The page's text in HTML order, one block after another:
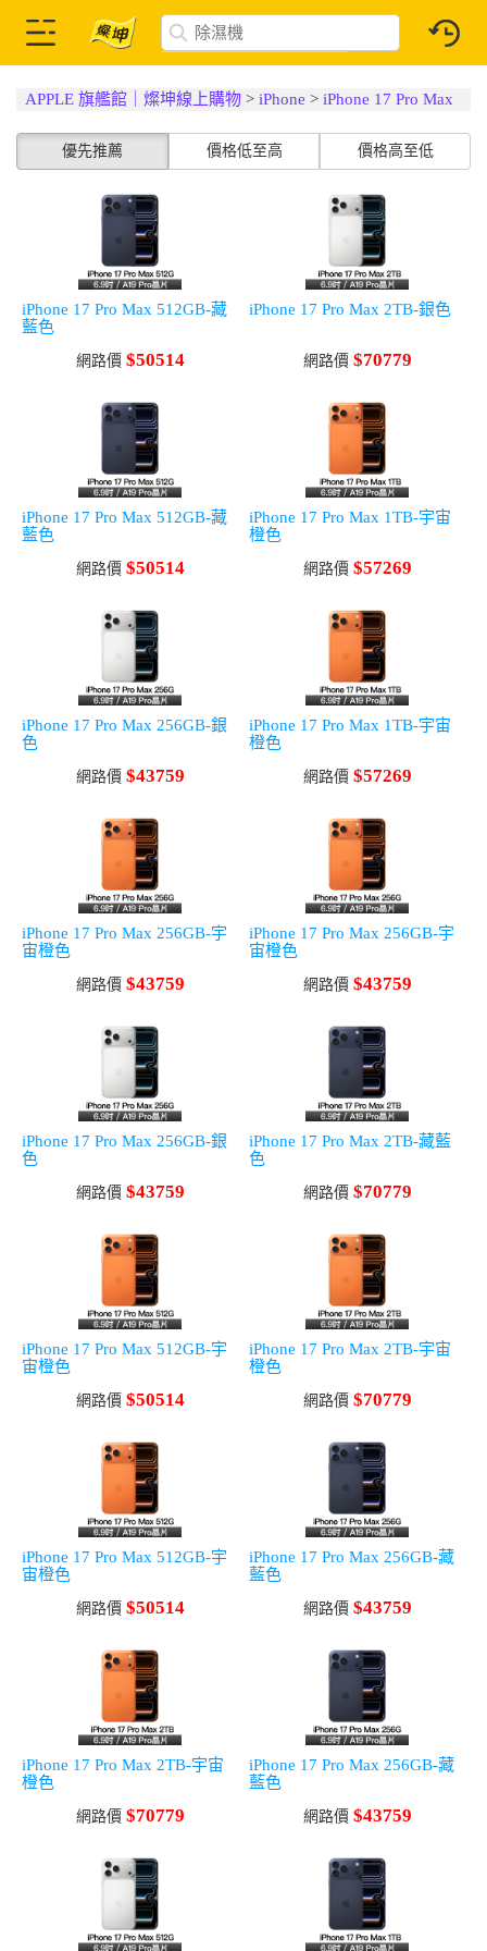
APPLE 旗艦館｜燦坤線上購物 >iPhone >iPhone 17 Pro Max
優先推薦 價格低至高 價格高至低
iPhone 17 Pro Max 512GB-藏
藍色
網路價 $50514
iPhone 17 Pro Max 2TB-銀色
網路價 $70779
iPhone 17 Pro Max 512GB-藏
藍色
網路價 $50514
iPhone 17 Pro Max 1TB-宇宙
橙色
網路價 $57269
iPhone 17 Pro Max 256GB-銀
色
網路價 $43759
iPhone 17 Pro Max 1TB-宇宙
橙色
網路價 $57269
iPhone 17 Pro Max 256GB-宇
宙橙色
網路價 $43759
iPhone 17 Pro Max 256GB-宇
宙橙色
網路價 $43759
iPhone 17 Pro Max 256GB-銀
色
網路價 $43759
iPhone 17 Pro Max 2TB-藏藍
色
網路價 $70779
iPhone 17 Pro Max 512GB-宇
宙橙色
網路價 $50514
iPhone 17 Pro Max 2TB-宇宙
橙色
網路價 $70779
iPhone 17 Pro Max 512GB-宇
宙橙色
網路價 $50514
iPhone 17 Pro Max 256GB-藏
藍色
網路價 $43759
iPhone 17 Pro Max 2TB-宇宙
橙色
網路價 $70779
iPhone 17 Pro Max 256GB-藏
藍色
網路價 $43759